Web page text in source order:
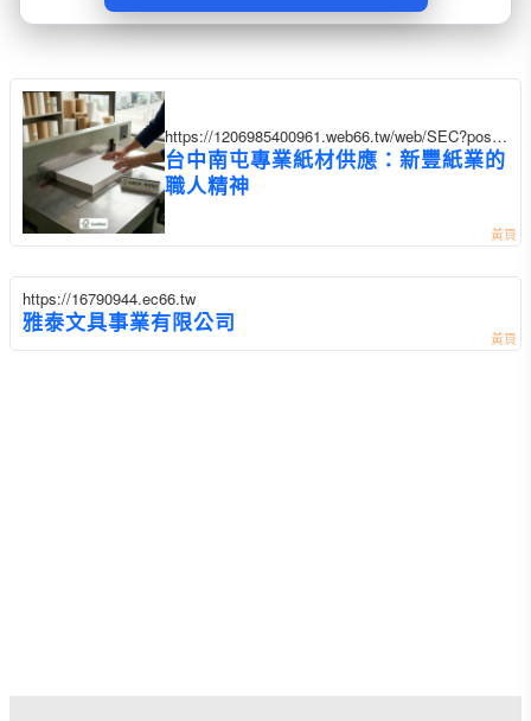
https://1206985400961.web66.tw/web/SEC?postI
d=1355404
台中南屯專業紙材供應：新豐紙業的
職人精神
https://16790944.ec66.tw
雅泰文具事業有限公司